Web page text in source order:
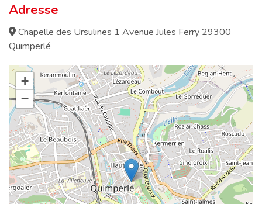
Adresse
Chapelle des Ursulines 1 Avenue Jules Ferry 29300
Quimperlé
+
−